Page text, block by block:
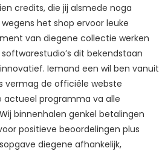
credits, die jij alsmede noga
het shop ervoor leuke
van diegene collectie werken
dit bekendstaan
Iemand een wil ben vanuit
vermag de officiële webste
actueel programma va alle
binnenhalen genkel betalingen
positieve beoordelingen plus
diegene afhankelijk,